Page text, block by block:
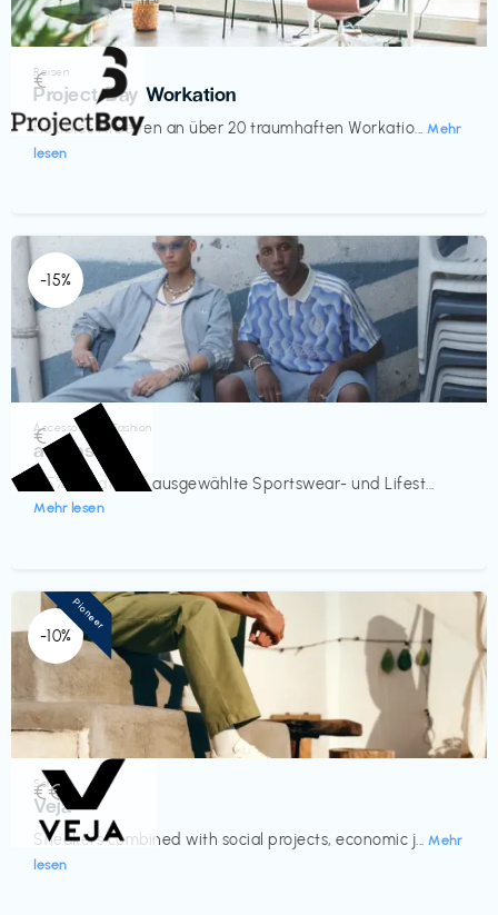
Reisen
Project Bay Workation
flexibles Arbeiten an über 20 traumhaften Workatio... Mehr
lesen
€‎
-15%
Accessoires & Fashion
adidas
-15% Rabatt auf ausgewählte Sportswear- und Lifest...
Mehr lesen
€‎
-10%
Schuhe
Veja
Sneakers combined with social projects, economic j... Mehr
lesen
€€‎
Pioneer